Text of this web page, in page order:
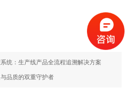
统：生产线产品全流程追溯解决方案
品质的双重守护者